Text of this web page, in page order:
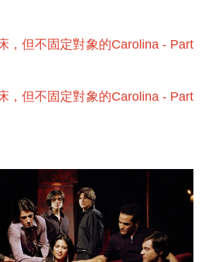
，但不固定對象的Carolina - Part
，但不固定對象的Carolina - Part